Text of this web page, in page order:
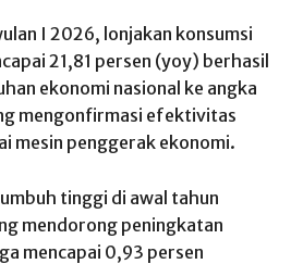
I 2026, lonjakan konsumsi
21,81 persen (yoy) berhasil
ekonomi nasional ke angka
mengonfirmasi efektivitas
mesin penggerak ekonomi.
tinggi di awal tahun
mendorong peningkatan
mencapai 0,93 persen